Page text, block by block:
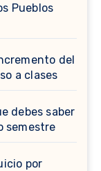
Pueblos
del
a clases
debes saber
semestre
por